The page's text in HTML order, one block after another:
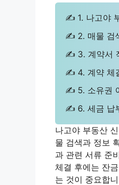
✍ 1. 나고야
✍ 2. 매물 검
✍ 3. 계약서
✍ 4. 계약 체
✍ 5. 소유권
✍ 6. 세금 납
나고야 부동산
물 검색과 정보
과 관련 서류 준
체결 후에는 잔
는 것이 중요합